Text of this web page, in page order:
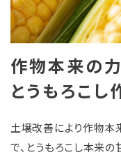
作物本来の力
とうもろこし
土壌改善により作物本
で、とうもろこし本来